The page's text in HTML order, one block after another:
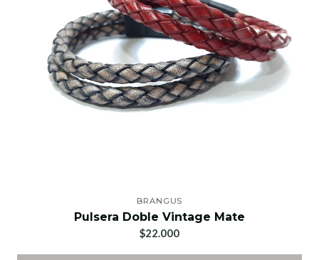
BRANGUS
Pulsera Doble Vintage Mate
$22.000